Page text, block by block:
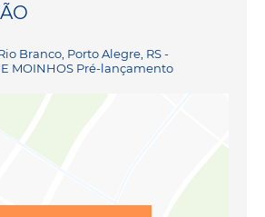
Branco, Porto Alegre, RS -
MOINHOS Pré-lançamento